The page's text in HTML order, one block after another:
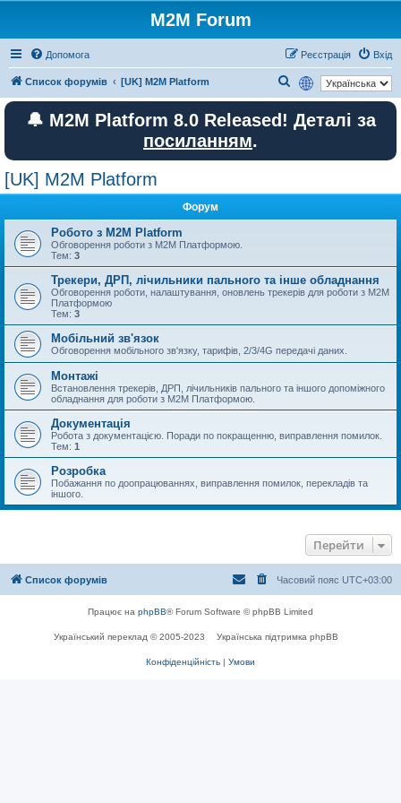
M2M Forum
Допомога Вхід
Реєстрація
Список форумів [UK] M2M Platform
о
ш
🔔 M2M Platform 8.0 Released! Деталі за
посиланням.
[UK] M2M Platform
Форум
Робото з M2M Platform
Обговорення роботи з M2M Платформою.
Тем: 3
Трекери, ДРП, лічильники пального та інше обладнання
Обговорення роботи, налаштування, оновлень трекерів для роботи з M2M
Платформою
Тем: 3
Мобільний зв'язок
Обговорення мобільного зв'язку, тарифів, 2/3/4G передачі даних.
Монтажі
Встановлення трекерів, ДРП, лічильників пального та іншого допоміжного
обладнання для роботи з M2M Платформою.
Документація
Робота з документацією. Поради по покращенню, виправлення помилок.
Тем: 1
Розробка
Побажання по доопрацюваннях, виправлення помилок, перекладів та
іншого.
Перейти
Список форумів Часовий пояс UTC+03:00
Працює на phpBB® Forum Software © phpBB Limited
Український переклад © 2005-2023 Українська підтримка phpBB
Конфіденційність | Умови